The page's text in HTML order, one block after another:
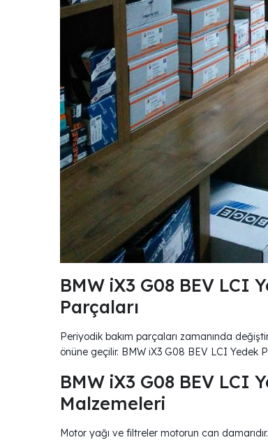
BMW iX3 G08 BEV LCI
Parçaları
Periyodik bakım parçaları zamanında
önüne geçilir. BMW iX3 G08 BEV LCI Yedek
BMW iX3 G08 BEV LCI
Malzemeleri
Motor yağı ve filtreler motorun can